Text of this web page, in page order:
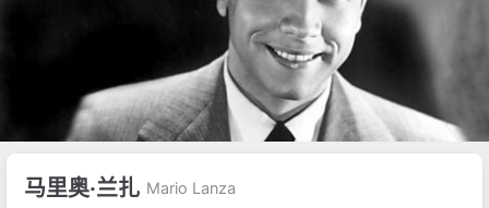
马里奥·兰扎 Mario Lanza